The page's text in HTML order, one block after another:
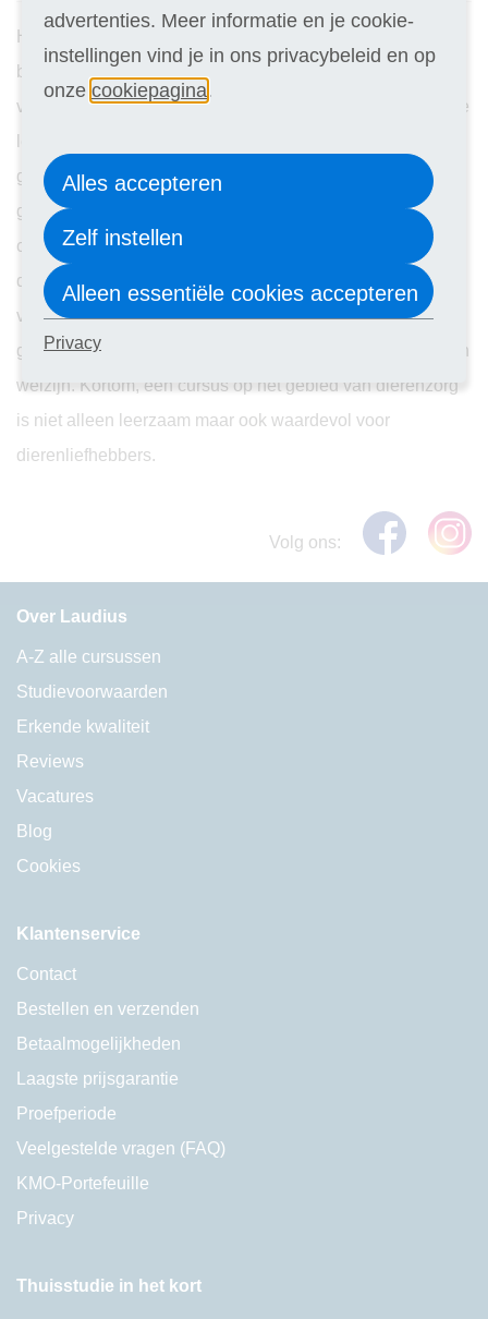
Het volgen van een cursus op het gebied van dierenzorg
biedt tal van voordelen. Het helpt je om een dieper begrip
van dieren te krijgen, zodat je beter voor ze kunt zorgen. Je
gezondheidsproblemen, juiste voeding en
gedragsanalyses. Bovendien opent het deuren naar een
carrière in de dierensector, zoals werken in dierenasiels,
dierenklinieken of als zelfstandig dierenverzorger. Het
vergroot je zelfvertrouwen in de omgang met dieren en
geeft je de kans om een positieve impact te hebben op hun
welzijn. Kortom, een cursus op het gebied van dierenzorg
is niet alleen leerzaam maar ook waardevol voor
dierenliefhebbers.
Volg ons:
Over Laudius
A-Z alle cursussen
Studievoorwaarden
Erkende kwaliteit
Reviews
Vacatures
Blog
Cookies
Klantenservice
Contact
Bestellen en verzenden
Betaalmogelijkheden
Laagste prijsgarantie
Proefperiode
Veelgestelde vragen (FAQ)
KMO-Portefeuille
Privacy
Thuisstudie in het kort
advertenties. Meer informatie en je cookie-
instellingen vind je in ons privacybeleid en op
onze cookiepagina .
Alles accepteren
Zelf instellen
Alleen essentiële cookies accepteren
Privacy